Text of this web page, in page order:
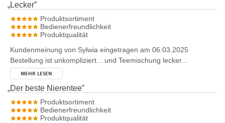
„Lecker”
Produktsortiment
Bedienerfreundlichkeit
Produktqualität
Kundenmeinung von Sylwia eingetragen am 06.03.2025
Bestellung ist unkompliziert... und Teemischung lecker...
MEHR LESEN
„Der beste Nierentee”
Produktsortiment
Bedienerfreundlichkeit
Produktqualität